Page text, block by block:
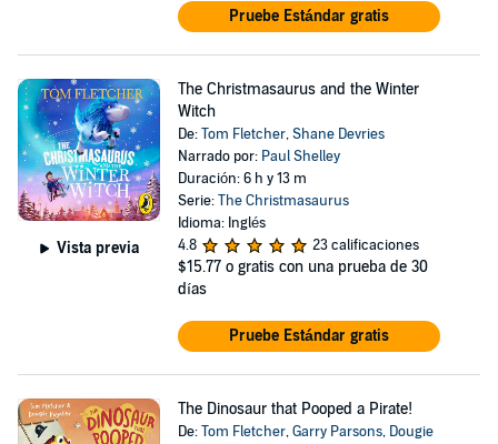
Pruebe Estándar gratis
Vista previa
The Christmasaurus and the Winter
Witch
De:Tom Fletcher,Shane Devries
Narrado por: Paul Shelley
Duración: 6 h y 13 m
Serie:The Christmasaurus
Idioma: Inglés
4.8
23 calificaciones
$15.77 o gratis con una prueba de 30
días
Pruebe Estándar gratis
The Dinosaur that Pooped a Pirate!
De:Tom Fletcher,Garry Parsons, Dougie